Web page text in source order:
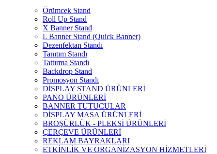
Örümcek Stand
Roll Up Stand
X Banner Stand
L Banner Stand (Quick Banner)
Dezenfektan Standı
Tanıtım Standı
Tattırma Standı
Backdrop Stand
Promosyon Standı
DİSPLAY STAND ÜRÜNLERİ
PANO ÜRÜNLERİ
BANNER TUTUCULAR
DİSPLAY MASA ÜRÜNLERİ
BROŞÜRLÜK - PLEKSİ ÜRÜNLERİ
ÇERÇEVE ÜRÜNLERİ
REKLAM BAYRAKLARI
ETKİNLİK VE ORGANİZASYON HİZMETLERİ